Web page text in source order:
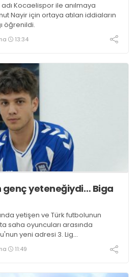
Kocaelispor ile anılmaya
Nayir için ortaya atılan iddiaların
öğrenildi.
13:34
genç yeteneğiydi… Biga
yetişen ve Türk futbolunun
saha oyuncuları arasında
yeni adresi 3. Lig
ile 1+1 yıllık anlaşma sağladı.
11:49